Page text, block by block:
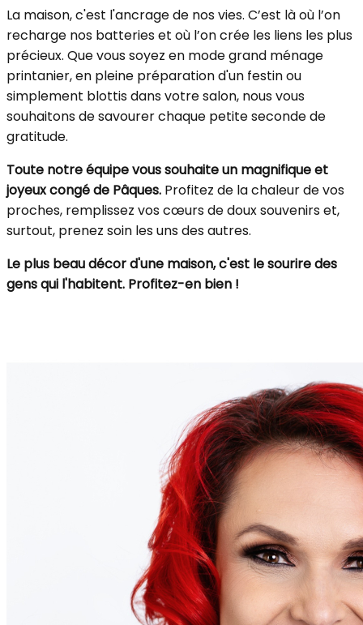
La maison, c'est l'ancrage de nos vies. C’est là où l’on
recharge nos batteries et où l’on crée les liens les plus
précieux. Que vous soyez en mode grand ménage
printanier, en pleine préparation d'un festin ou
simplement blottis dans votre salon, nous vous
souhaitons de savourer chaque petite seconde de
gratitude.
Toute notre équipe vous souhaite un magnifique et
joyeux congé de Pâques. Profitez de la chaleur de vos
proches, remplissez vos cœurs de doux souvenirs et,
surtout, prenez soin les uns des autres.
Le plus beau décor d'une maison, c'est le sourire des
gens qui l'habitent. Profitez-en bien !